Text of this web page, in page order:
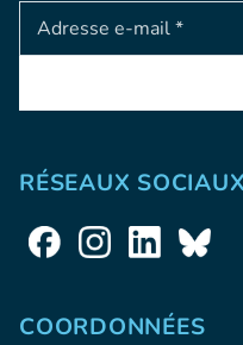
Adresse e-mail
RÉSEAUX SOCIAUX
COORDONNÉES